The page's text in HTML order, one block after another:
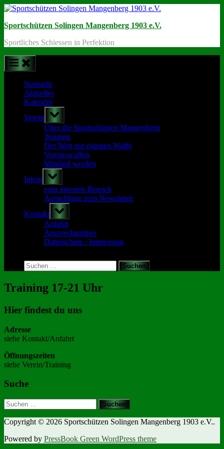
Skip
content
Sportschützen Solingen Mangenberg 1903 e.V.
Sportliches Schiessen in Perfektion
Startseite
Aktuelles
Kalender
Verein
Toggle
sub-
menu
Über die Sportschützen Mangenberg
Training
Der Weg zur eigenen Waffe
Vereinswaffen
Mitglied werden
Intern
Toggle
sub-
menu
zum internen Bereich
Anmeldung zum Newsletter
Kontakt
Toggle
sub-
menu
Anfahrt
Ansprechpartner
Datenschutz / Impressum
search
form
Suchen
nach:
Training 17-21 Uhr
Hier findest du uns
Adresse
siehe Kontakt/Anfahrt
Öffnungszeiten
siehe Verein/Training
Suche
Suchen
nach:
Copyright © 2026 Sportschützen Solingen Mangenberg 1903 e.V..
Powered by PressBook Green WordPress theme